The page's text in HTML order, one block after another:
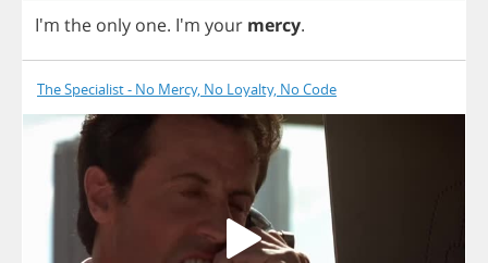
I'm the only one. I'm your mercy.
The Specialist - No Mercy, No Loyalty, No Code